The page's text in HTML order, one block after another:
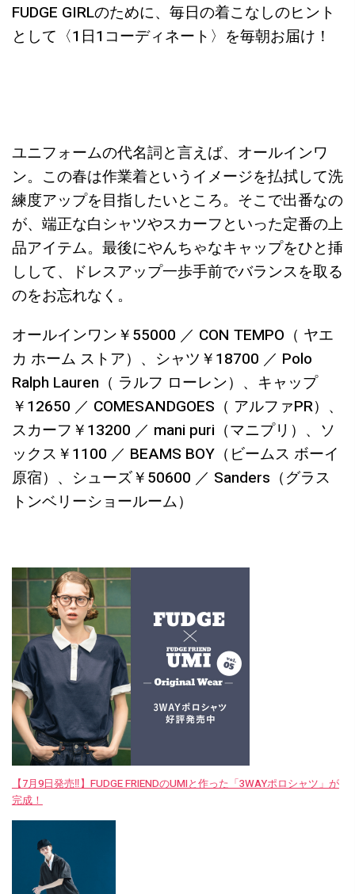
FUDGE GIRLのために、毎日の着こなしのヒント
として〈1日1コーディネート〉を毎朝お届け！
ユニフォームの代名詞と言えば、オールインワ
ン。この春は作業着というイメージを払拭して洗
練度アップを目指したいところ。そこで出番なの
が、端正な白シャツやスカーフといった定番の上
品アイテム。最後にやんちゃなキャップをひと挿
しして、ドレスアップ一歩手前でバランスを取る
のをお忘れなく。
オールインワン￥55000 ／ CON TEMPO（ ヤエ
カ ホーム ストア）、シャツ￥18700 ／ Polo
Ralph Lauren（ ラルフ ローレン）、キャップ
￥12650 ／ COMESANDGOES（ アルファPR）、
スカーフ￥13200 ／ mani puri（マニプリ）、ソ
ックス￥1100 ／ BEAMS BOY（ビームス ボーイ
原宿）、シューズ￥50600 ／ Sanders（グラス
トンベリーショールーム）
【7月9日発売‼︎】FUDGE FRIENDのUMIと作った「3WAYポロシャツ」が
完成！